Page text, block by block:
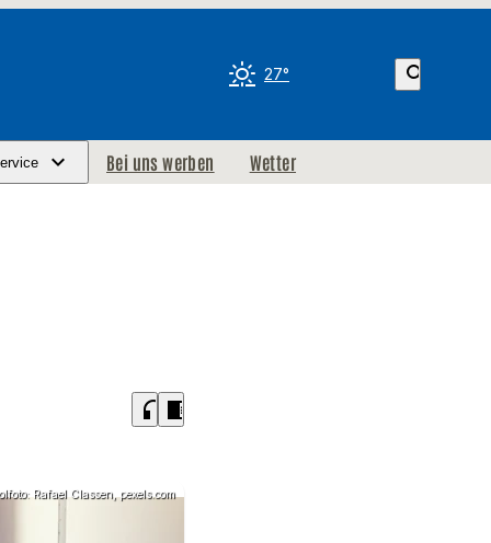
27° search
Bei uns werben Wetter
headphones chrome_reader_mode
Rafael Classen, pexels.com